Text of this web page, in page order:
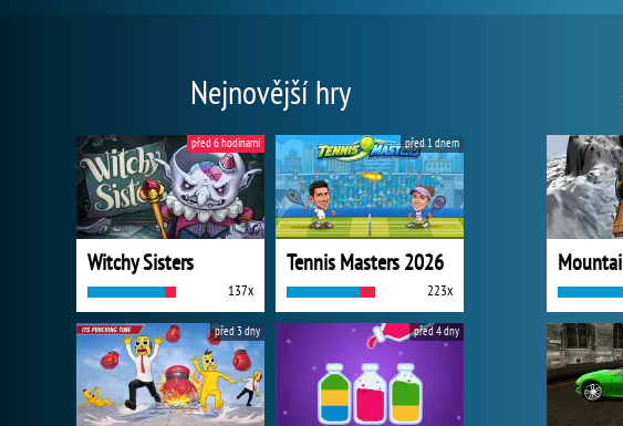
Nejnovější hry
Witchy Sisters
137x
před 6 hodinami
Tennis Masters 2026
223x
před 1 dnem
před 3 dny před 4 dny